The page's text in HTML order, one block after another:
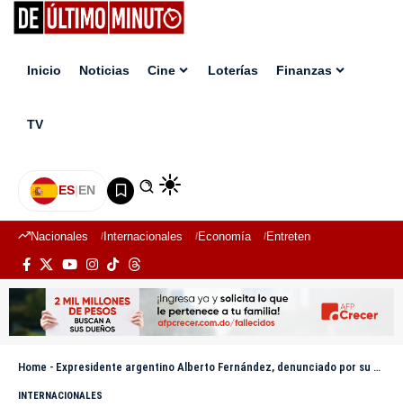
Inicio Noticias Cine Loterías Finanzas
TV
ES|EN
Nacionales Internacionales Economía Entretenimiento
Home - Expresidente argentino Alberto Fernández, denunciado por su expareja por violencia machista
INTERNACIONALES